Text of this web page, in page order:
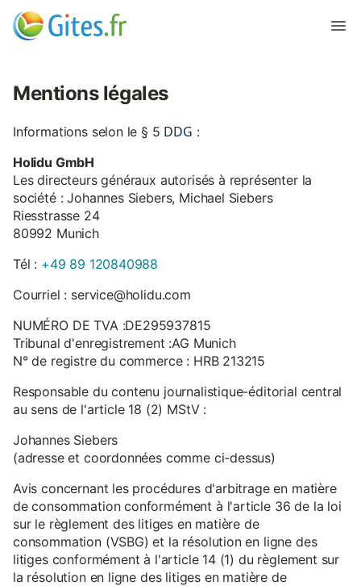
Mentions légales
Informations selon le § 5 DDG :
Holidu GmbH
Les directeurs généraux autorisés à représenter la
société : Johannes Siebers, Michael Siebers
Riesstrasse 24
80992 Munich
Tél : +49 89 120840988
Courriel : service@holidu.com
NUMÉRO DE TVA :DE295937815
Tribunal d'enregistrement :AG Munich
N° de registre du commerce : HRB 213215
Responsable du contenu journalistique-éditorial central
au sens de l'article 18 (2) MStV :
Johannes Siebers
(adresse et coordonnées comme ci-dessus)
Avis concernant les procédures d'arbitrage en matière
de consommation conformément à l'article 36 de la loi
sur le règlement des litiges en matière de
consommation (VSBG) et la résolution en ligne des
litiges conformément à l'article 14 (1) du règlement sur
la résolution en ligne des litiges en matière de